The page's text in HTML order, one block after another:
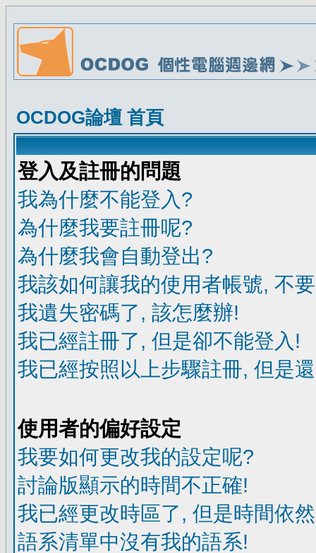
OCDOG論壇 首頁
登入及註冊的問題
我為什麼不能登入?
為什麼我要註冊呢?
為什麼我會自動登出?
我該如何讓我的使用者帳號, 不
我遺失密碼了, 該怎麼辦!
我已經註冊了, 但是卻不能登入!
我已經按照以上步驟註冊, 但是
使用者的偏好設定
我要如何更改我的設定呢?
討論版顯示的時間不正確!
我已經更改時區了, 但是時間依
語系清單中沒有我的語系!